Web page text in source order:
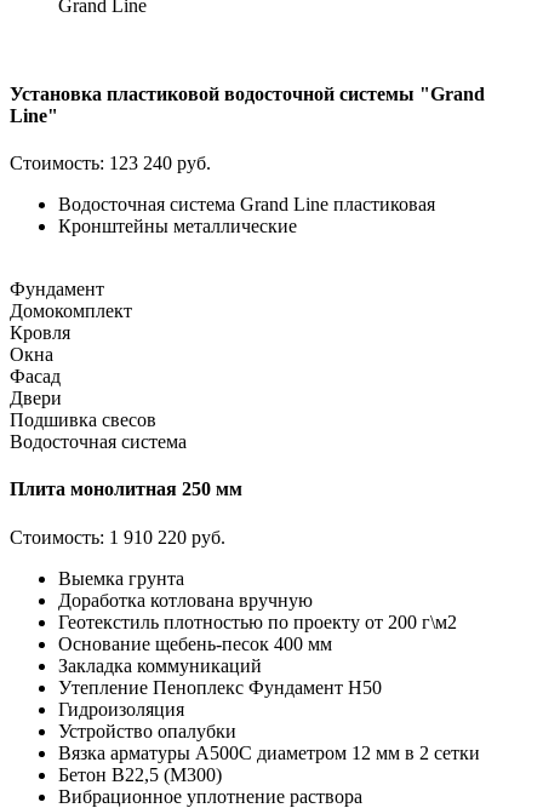
Grand Line
Установка пластиковой водосточной системы "Grand
Line"
Стоимость: 123 240 руб.
Водосточная система Grand Line пластиковая
Кронштейны металлические
Фундамент
Домокомплект
Кровля
Окна
Фасад
Двери
Подшивка свесов
Водосточная система
Плита монолитная 250 мм
Стоимость: 1 910 220 руб.
Выемка грунта
Доработка котлована вручную
Геотекстиль плотностью по проекту от 200 г\м2
Основание щебень-песок 400 мм
Закладка коммуникаций
Утепление Пеноплекс Фундамент H50
Гидроизоляция
Устройство опалубки
Вязка арматуры А500С диаметром 12 мм в 2 сетки
Бетон В22,5 (М300)
Вибрационное уплотнение раствора